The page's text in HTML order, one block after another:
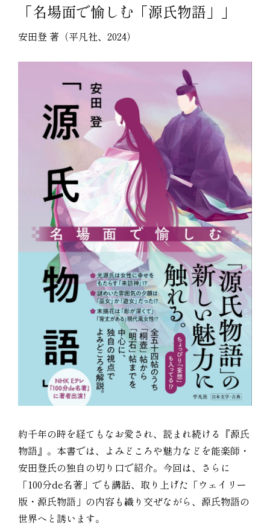
「名場面で愉しむ「源氏物語」」
安田登 著（平凡社、2024）
約千年の時を経てもなお愛され、読まれ続ける『源氏
物語』。本書では、よみどころや魅力などを能楽師・
安田登氏の独自の切り口で紹介。今回は、さらに
「100分de名著」でも講話、取り上げた「ウェイリー
版・源氏物語」の内容も織り交ぜながら、源氏物語の
世界へと誘います。